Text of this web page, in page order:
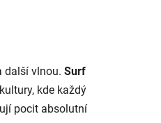
další vlnou. Surf
kde každý
pocit absolutní